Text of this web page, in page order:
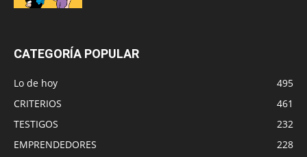
CATEGORÍA POPULAR
Lo de hoy
495
CRITERIOS
461
TESTIGOS
232
EMPRENDEDORES
228